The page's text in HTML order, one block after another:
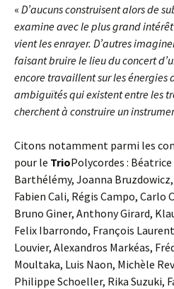
« D’aucuns construisent alors de
examine avec le plus grand
vient les enrayer. D’autres
faisant bruire le lieu du concert
encore travaillent sur les énergies
ambiguïtés qui existent entre les
cherchent à construire un
Citons notamment parmi les
pour le TrioPolycordes :
Barthélémy, Joanna
Fabien Cali, Régis Campo, Carlo
Bruno Giner, Anthony Girard,
Felix Ibarrondo, François
Louvier, Alexandros Markéas,
Moultaka, Luis Naon, Michèle
Philippe Schoeller, Rika Suzuki,